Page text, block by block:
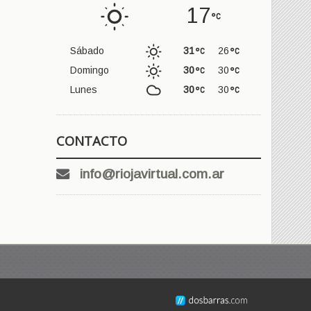
17
Sábado 26
31
Domingo
30
30
Lunes
30
30
CONTACTO
info@riojavirtual.com.ar